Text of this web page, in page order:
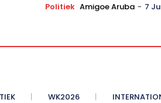
Politiek Amigoe Aruba - 7
WK2026